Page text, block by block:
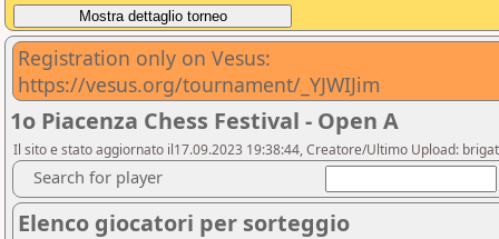
Registration only on Vesus:
https://vesus.org/tournament/_YJWIJim
1o Piacenza Chess Festival - Open A
Il sito e stato aggiornato il17.09.2023 19:38:44, Creatore/Ultimo Upload:
Search for player
Elenco giocatori per sorteggio